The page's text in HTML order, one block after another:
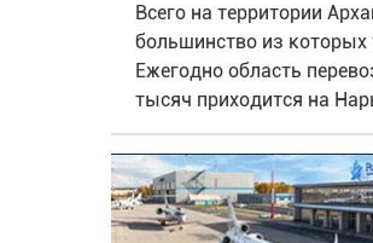
Всего на территории
большинство из
Ежегодно область
тысяч приходится на